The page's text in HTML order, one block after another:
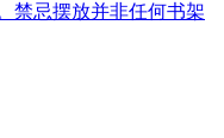
禁忌摆放并非任何书架